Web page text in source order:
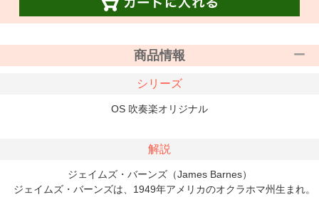
商品情報
シリーズ
OS 吹奏楽オリジナル
解説
ジェイムズ・バーンズ（James Barnes）
ジェイムズ・バーンズは、1949年アメリカのオクラホマ州生まれ。